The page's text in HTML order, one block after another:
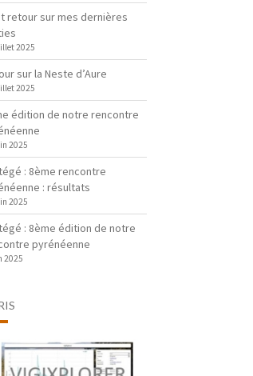
retour sur mes dernières
2025
sur la Neste d’Aure
2025
édition de notre rencontre
2025
: 8ème rencontre
: résultats
2025
: 8ème édition de notre
pyrénéenne
2025